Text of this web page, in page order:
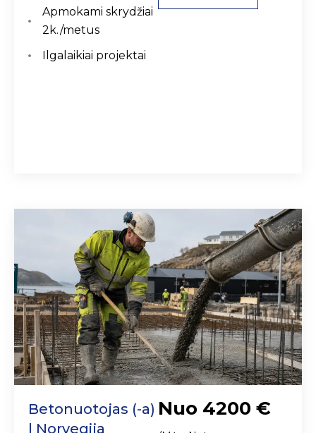
Apmokami skrydžiai
2k./metus
Ilgalaikiai projektai
Betonuotojas (-a)
| Norvegija
Nuo 4200 €